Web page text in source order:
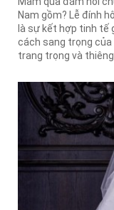
Nam gồm? Lễ đính
là sự kết hợp tinh tế
cách sang trọng của
trang trọng và